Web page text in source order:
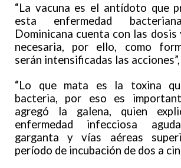
“La vacuna es el antídoto que
esta enfermedad
Dominicana cuenta con las dosis
necesaria, por ello, como
serán intensificadas las
“Lo que mata es la toxina
bacteria, por eso es
agregó la galena, quien
enfermedad infecciosa
garganta y vías aéreas
período de incubación de dos a